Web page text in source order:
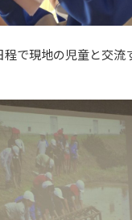
で現地の児童と交